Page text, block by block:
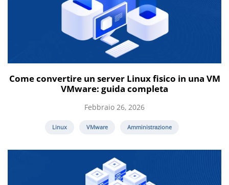
Come convertire un server Linux fisico in una VM
VMware: guida completa
Febbraio 26, 2026
Linux VMware Amministrazione